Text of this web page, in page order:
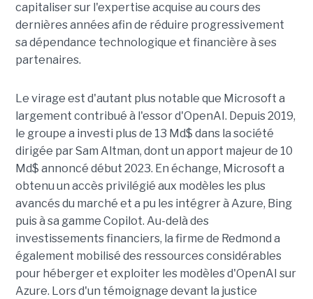
capitaliser sur l'expertise acquise au cours des
dernières années afin de réduire progressivement
sa dépendance technologique et financière à ses
partenaires.
Le virage est d'autant plus notable que Microsoft a
largement contribué à l'essor d'OpenAI. Depuis 2019,
le groupe a investi plus de 13 Md$ dans la société
dirigée par Sam Altman, dont un apport majeur de 10
Md$ annoncé début 2023. En échange, Microsoft a
obtenu un accès privilégié aux modèles les plus
avancés du marché et a pu les intégrer à Azure, Bing
puis à sa gamme Copilot. Au-delà des
investissements financiers, la firme de Redmond a
également mobilisé des ressources considérables
pour héberger et exploiter les modèles d'OpenAI sur
Azure. Lors d'un témoignage devant la justice